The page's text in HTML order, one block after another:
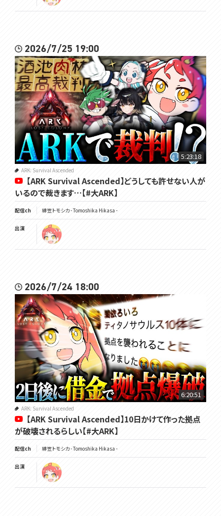
2026/7/25 19:00
5:23:18
ARK: Survival Ascended
【ARK Survival Ascended】どうしても許せない人が
いるので裁きます…【#大ARK】
配信ch 緋笠トモシカ - Tomoshika Hikasa -
出演
2026/7/24 18:00
6:20:51
ARK: Survival Ascended
【ARK Survival Ascended】10日かけて作った拠点
が破壊されるらしい【#大ARK】
配信ch 緋笠トモシカ - Tomoshika Hikasa -
出演